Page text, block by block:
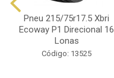
Pneu 215/75r17.5 Xbri
Ecoway P1 Direcional 16
Lonas
Código: 13525